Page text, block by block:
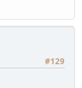
#129